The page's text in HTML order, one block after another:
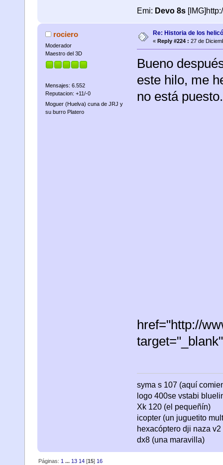
Emi: Devo 8s
rociero
Moderador
Maestro del 3D
Mensajes: 6.552
Reputacion: +11/-0
Moguer (Huelva) cuna de JRJ y
su burro Platero
Re: Historia de los
« Reply #224 : 27 de
Bueno
este hilo, me
no está
href="http://
syma s 107 (aquí
logo 400se vstabi
Xk 120 (el pequeñín)
icopter (un juguetito
hexacóptero dji naza
dx8 (una maravilla)
Páginas: 1 ... 13 14 [15] 16